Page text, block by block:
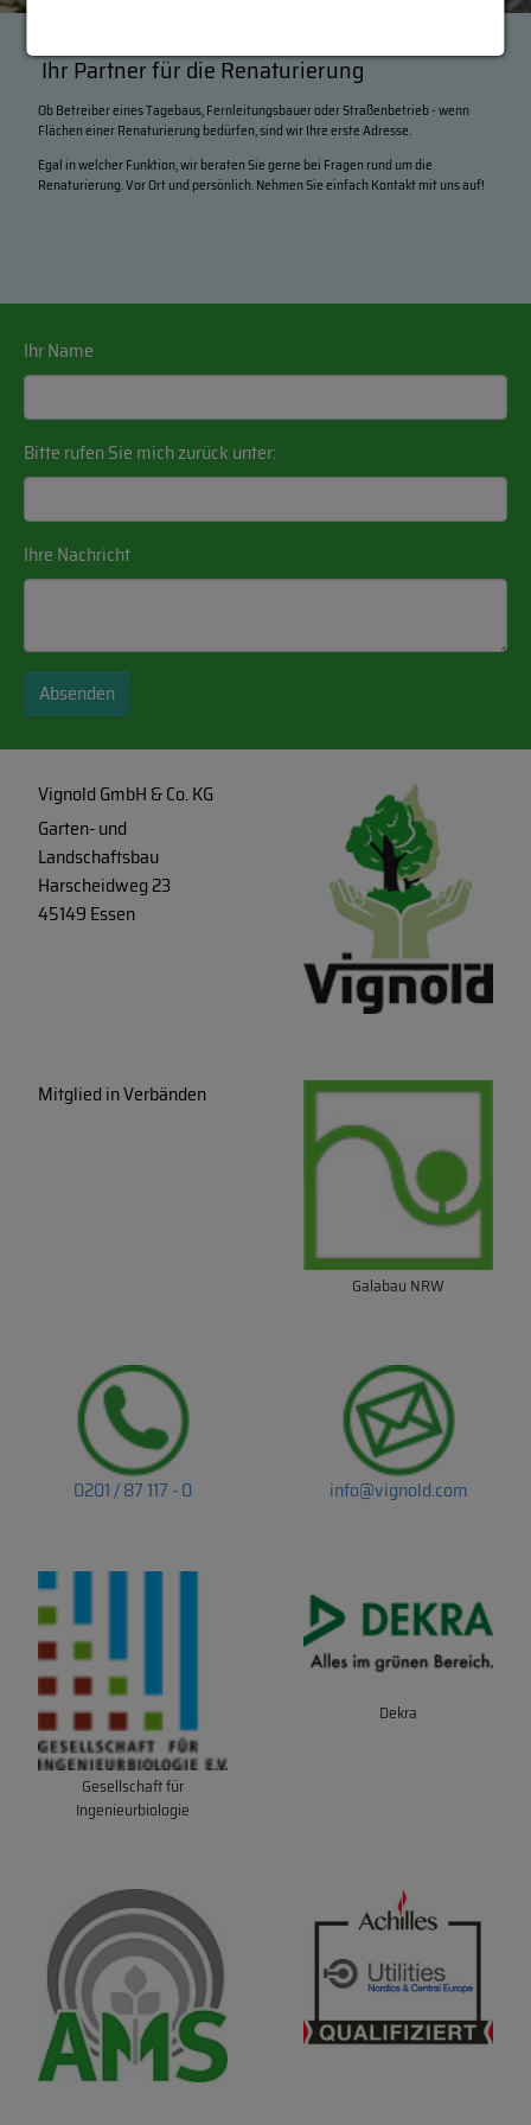
Ihr Partner für die Renaturierung
Ob Betreiber eines Tagebaus, Fernleitungsbauer oder Straßenbetrieb - wenn
Flächen einer Renaturierung bedürfen, sind wir Ihre erste Adresse.
Egal in welcher Funktion, wir beraten Sie gerne bei Fragen rund um die
Renaturierung. Vor Ort und persönlich. Nehmen Sie einfach Kontakt mit uns auf!
Ihr Name
Bitte rufen Sie mich zurück unter:
Ihre Nachricht
Absenden
Vignold GmbH & Co. KG
Garten- und
Landschaftsbau
Harscheidweg 23
45149 Essen
Mitglied in Verbänden
Galabau NRW
0201 / 87 117 - 0 info@vignold.com
Gesellschaft für
Ingenieurbiologie
Dekra